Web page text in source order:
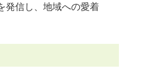
発信し、地域への愛着